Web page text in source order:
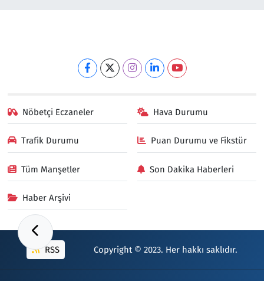
Nöbetçi Eczaneler Hava Durumu
Trafik Durumu Puan Durumu ve Fikstür
Tüm Manşetler Son Dakika Haberleri
Haber Arşivi
RSS Copyright © 2023. Her hakkı saklıdır.